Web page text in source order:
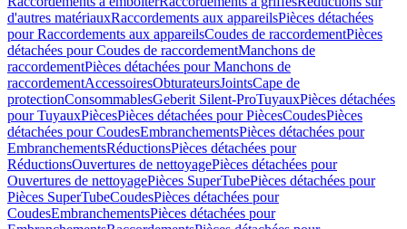
d'autres matériauxRaccordements aux appareilsPièces détachées
pour Raccordements aux appareilsCoudes de raccordementPièces
détachées pour Coudes de raccordementManchons de
raccordementPièces détachées pour Manchons de
raccordementAccessoiresObturateursJointsCape de
protectionConsommablesGeberit Silent-ProTuyauxPièces détachées
pour TuyauxPiècesPièces détachées pour PiècesCoudesPièces
détachées pour CoudesEmbranchementsPièces détachées pour
EmbranchementsRéductionsPièces détachées pour
RéductionsOuvertures de nettoyagePièces détachées pour
Ouvertures de nettoyagePièces SuperTubePièces détachées pour
Pièces SuperTubeCoudesPièces détachées pour
CoudesEmbranchementsPièces détachées pour